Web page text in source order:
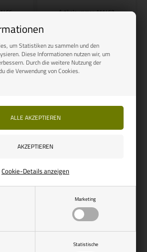
um Statistiken zu sammeln und den
Diese Informationen nutzen wir, um
Durch die weitere Nutzung der
die Verwendung von Cookies.
Marketing
Statistische
Cookie-Details anzeigen
Artikelnummer: 111467
1.046,00EUR
Air
Artikelnummer: 111465
Outwell Monterey 5 Air
733,00EUR